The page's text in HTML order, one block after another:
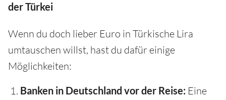
der Türkei
Wenn du doch lieber Euro in Türkische Lira
umtauschen willst, hast du dafür einige
Möglichkeiten:
Banken in Deutschland vor der Reise: Eine